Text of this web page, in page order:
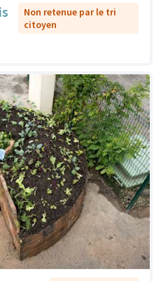
Non retenue par le tri
citoyen